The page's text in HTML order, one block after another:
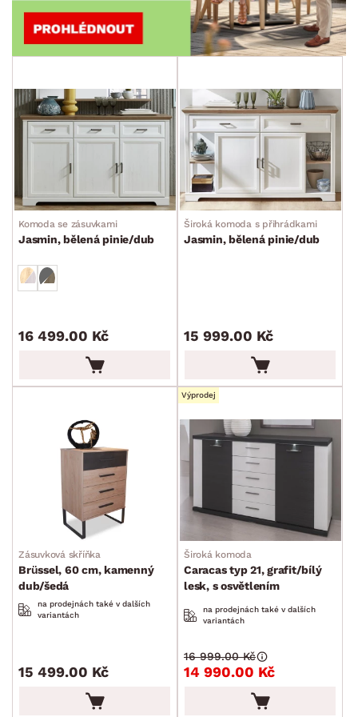
Komoda se zásuvkami
Jasmin, bělená pinie/dub
16 499.00 Kč
Široká komoda s přihrádkami
Jasmin, bělená pinie/dub
15 999.00 Kč
Zásuvková skříňka
Brüssel, 60 cm, kamenný
dub/šedá
na prodejnách také v dalších
variantách
15 499.00 Kč
Výprodej
Široká komoda
Caracas typ 21, grafit/bílý
lesk, s osvětlením
na prodejnách také v dalších
variantách
14 990.00 Kč
16 999.00 Kč